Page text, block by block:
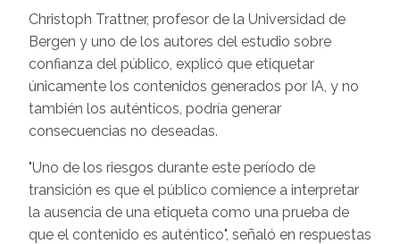
Christoph Trattner, profesor de la Universidad de
Bergen y uno de los autores del estudio sobre
confianza del público, explicó que etiquetar
únicamente los contenidos generados por IA, y no
también los auténticos, podría generar
consecuencias no deseadas.
"Uno de los riesgos durante este período de
transición es que el público comience a interpretar
la ausencia de una etiqueta como una prueba de
que el contenido es auténtico", señaló en respuestas